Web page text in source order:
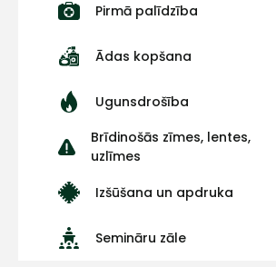
Pirmā palīdzība
Ādas kopšana
Ugunsdrošība
Brīdinošās zīmes, lentes,
uzlīmes
Izšūšana un apdruka
Semināru zāle